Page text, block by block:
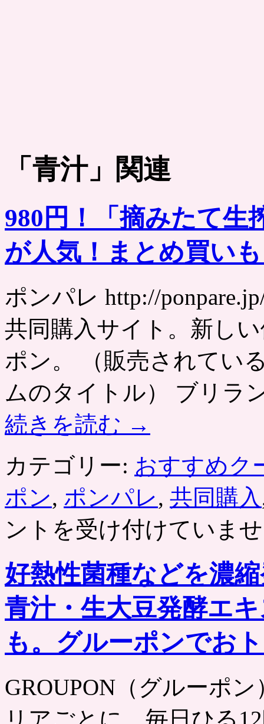
「 青汁」関連
980円！「摘みたて生
が人気！まとめ買い
ポンパレ http://
共同購入サイト。新し
ポン。 （販売されてい
ムのタイトル） ブリラ
続きを読む →
カテゴリー: おすすめク
ポン, ポンパレ, 共同購入
ントを受け付けていま
好熱性菌種などを濃
青汁・生大豆発酵エ
も。グルーポンでお
GROUPON（グルーポ
リアごとに、毎日ひる